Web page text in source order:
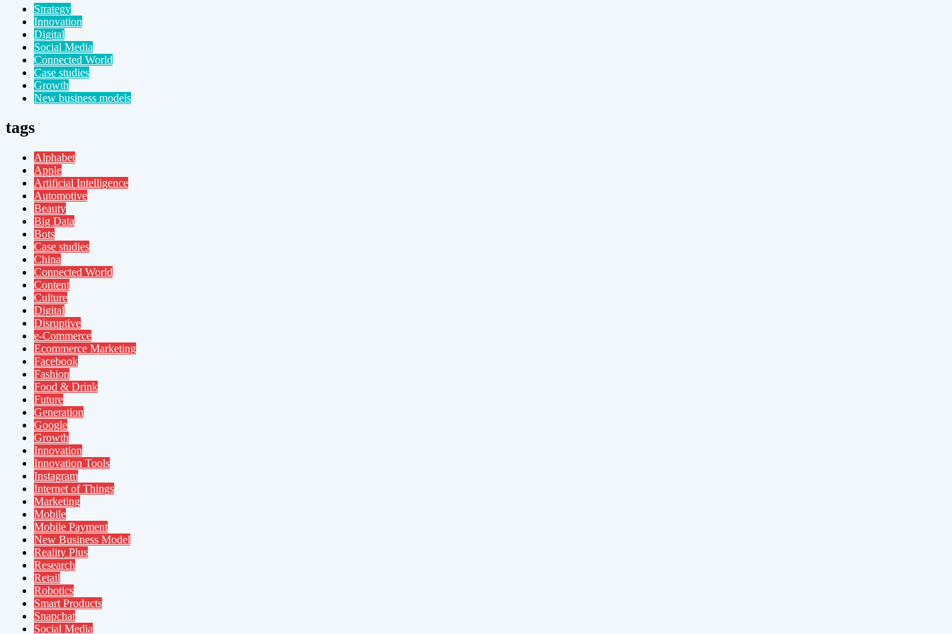
Strategy
Innovation
Digital
Social Media
Connected World
Case studies
Growth
New business models
tags
Alphabet
Apple
Artificial Intelligence
Automotive
Beauty
Big Data
Bots
Case studies
China
Connected World
Content
Culture
Digital
Disruptive
e-Commerce
Ecommerce Marketing
Facebook
Fashion
Food & Drink
Future
Generation
Google
Growth
Innovation
Innovation Tools
Instagram
Internet of Things
Marketing
Mobile
Mobile Payment
New Business Model
Reality Plus
Research
Retail
Robotics
Smart Products
Snapchat
Social Media